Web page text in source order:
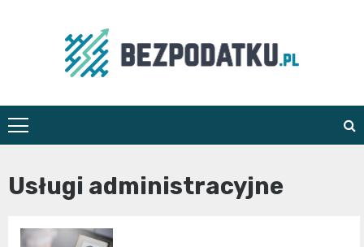
bezpodatku.pl
Usługi administracyjne